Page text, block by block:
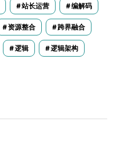
站长运营 编解码
资源整合 跨界融合
逻辑 逻辑架构